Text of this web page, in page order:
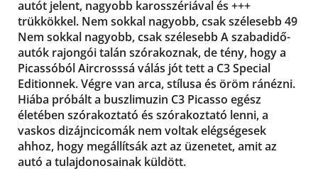
autót jelent, nagyobb karosszériával és +++
trükkökkel. Nem sokkal nagyobb, csak szélesebb 49
Nem sokkal nagyobb, csak szélesebb A szabadidő-
autók rajongói talán szórakoznak, de tény, hogy a
Picassóból Aircrosssá válás jót tett a C3 Special
Editionnek. Végre van arca, stílusa és öröm ránézni.
Hiába próbált a buszlimuzin C3 Picasso egész
életében szórakoztató és szórakoztató lenni, a
vaskos dizájncicomák nem voltak elégségesek
ahhoz, hogy megállítsák azt az üzenetet, amit az
autó a tulajdonosainak küldött.